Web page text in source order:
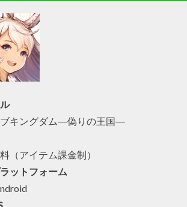
キングダム―偽りの王国―
（アイテム課金制）
ットフォーム